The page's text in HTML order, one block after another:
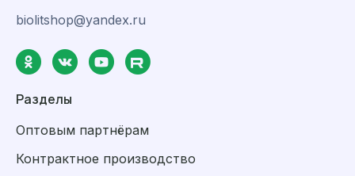
biolitshop@yandex.ru
Разделы
Оптовым партнёрам
Контрактное производство